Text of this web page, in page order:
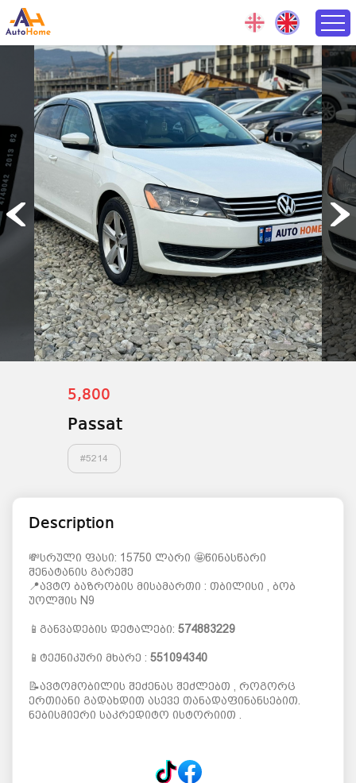
5,800
Passat
#5214
Description
💸სრული ფასი: 15750 ლარი 🤩წინასწარი
შენატანის გარეშე
📍ავტო ბაზრობის მისამართი : თბილისი , ბობ
უოლშის N9
📱განვადების დეტალები: 574883229
📱ტექნიკური მხარე : 551094340
📝ავტომობილის შეძენას შეძლებთ , როგორც
ერთიანი გადახდით ასევე თანადაფინანსებით.
ნებისმიერი საკრედიტო ისტორიით .